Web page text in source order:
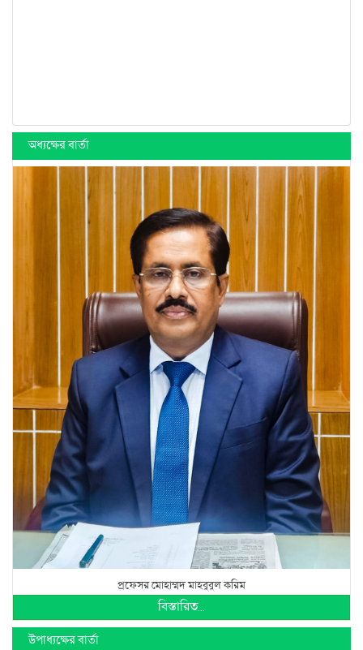
অধ্যক্ষের বার্তা
প্রফেসর মোহাম্মদ মাহবুবুল করিম
বিস্তারিত...
উপাধ্যক্ষের বার্তা